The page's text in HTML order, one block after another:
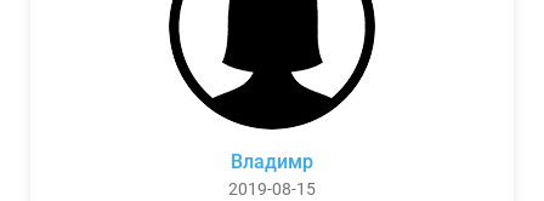
Владимр
2019-08-15